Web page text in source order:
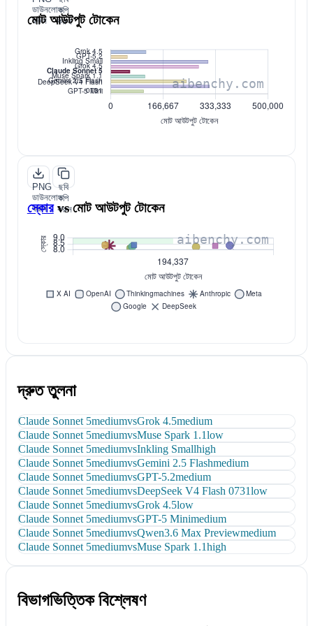
ডাউনলোড
করুন
কপি
করুন
মোট আউটপুট টোকেন
PNG
ডাউনলোড
করুন
ছবি
কপি
করুন
স্কোর vsমোট আউটপুট টোকেন
দ্রুত তুলনা
Claude Sonnet 5mediumvsGrok 4.5medium
Claude Sonnet 5mediumvsMuse Spark 1.1low
Claude Sonnet 5mediumvsInkling Smallhigh
Claude Sonnet 5mediumvsGemini 2.5 Flashmedium
Claude Sonnet 5mediumvsGPT-5.2medium
Claude Sonnet 5mediumvsDeepSeek V4 Flash 0731low
Claude Sonnet 5mediumvsGrok 4.5low
Claude Sonnet 5mediumvsGPT-5 Minimedium
Claude Sonnet 5mediumvsQwen3.6 Max Previewmedium
Claude Sonnet 5mediumvsMuse Spark 1.1high
বিভাগভিত্তিক বিশ্লেষণ